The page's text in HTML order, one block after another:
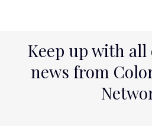
Keep up with
news from